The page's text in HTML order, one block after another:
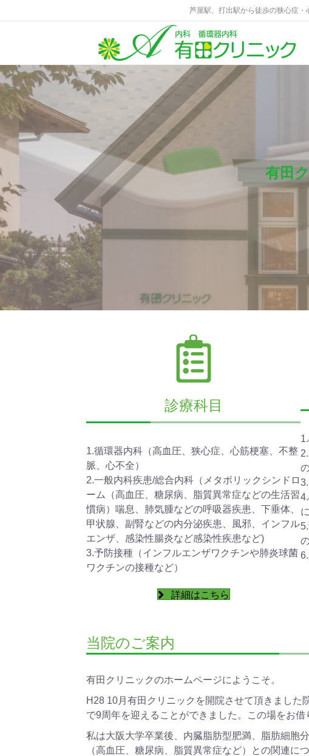
芦屋駅、打出駅から徒歩の狭心症・
有田
診療科目
1.循環器内科（高血圧、狭心症、心筋梗塞、不整
脈、心不全）
2.一般内科疾患/総合内科（メタボリックシンドロ
ーム（高血圧、糖尿病、脂質異常症などの生活習
慣病）喘息、肺気腫などの呼吸器疾患、下垂体、
甲状腺、副腎などの内分泌疾患、風邪、インフル
エンザ、感染性腸炎など感染性疾患など)
3.予防接種（インフルエンザワクチンや肺炎球菌
ワクチンの接種など）
詳細はこちら
当院のご案内
有田クリニックのホームページにようこそ。
H28 10月有田クリニックを開院させて頂きまし
で9周年を迎えることができました。この場をお借
私は大阪大学卒業後、内臓脂肪型肥満、脂肪細胞
（高血圧、糖尿病、脂質異常症など）との関連